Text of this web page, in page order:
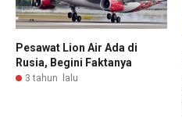
Pesawat Lion Air Ada di
Rusia, Begini Faktanya
3 tahun lalu